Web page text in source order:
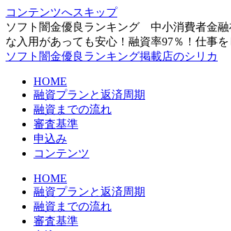
コンテンツへスキップ
ソフト闇金優良ランキング 中小消費者金融
な入用があっても安心！融資率97％！仕事
ソフト闇金優良ランキング掲載店のシリカ
HOME
融資プランと返済周期
融資までの流れ
審査基準
申込み
コンテンツ
HOME
融資プランと返済周期
融資までの流れ
審査基準